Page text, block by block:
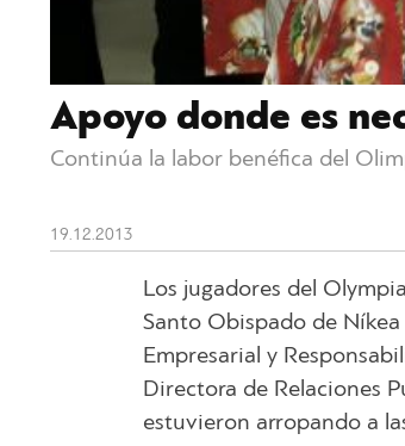
Apoyo donde es
Continúa la labor benéfica del
19.12.2013
Los jugadores del
Santo Obispado de
Empresarial y
Directora de Relaciones
estuvieron arropando a